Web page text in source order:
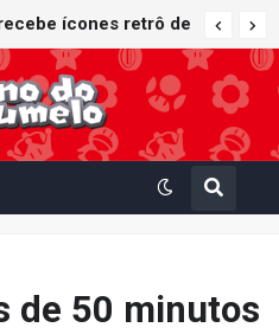
ícones retrô de
Kart: Super Circuit
gratuitos às vítimas
e doa 50 milhões
de 50 minutos